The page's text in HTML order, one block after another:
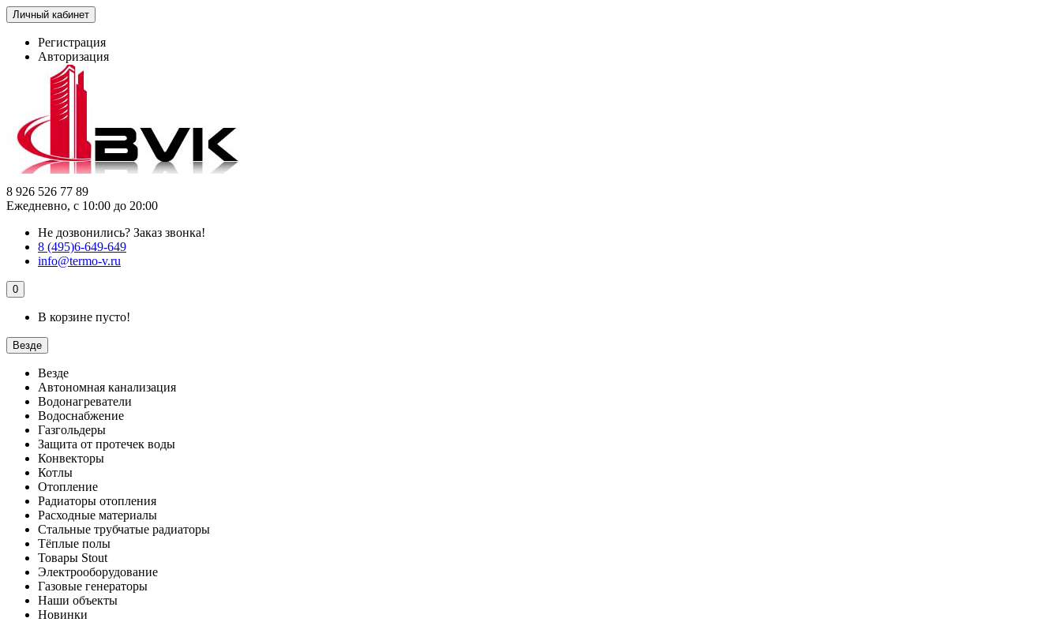
Личный кабинет
Регистрация
Авторизация
8 926 526 77 89
Ежедневно, с 10:00 до 20:00
Не дозвонились? Заказ звонка!
8 (495)6-649-649
info@termo-v.ru
0
В корзине пусто!
Везде
Везде
Автономная канализация
Водонагреватели
Водоснабжение
Газгольдеры
Защита от протечек воды
Конвекторы
Котлы
Отопление
Радиаторы отопления
Расходные материалы
Стальные трубчатые радиаторы
Тёплые полы
Товары Stout
Электрооборудование
Газовые генераторы
Наши объекты
Новинки